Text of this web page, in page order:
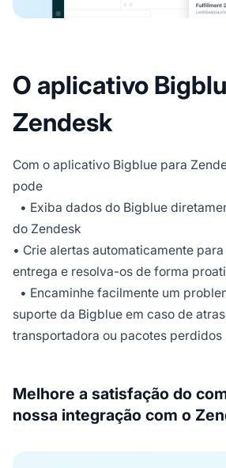
O aplicativo
Zendesk
Com o aplicativo Bigblue para
pode
• Exiba dados do Bigblue
do Zendesk
• Crie alertas automaticamente
entrega e resolva-os de forma
• Encaminhe facilmente um
suporte da Bigblue em caso de
transportadora ou pacotes perdidos
Melhore a satisfação do
nossa integração com o